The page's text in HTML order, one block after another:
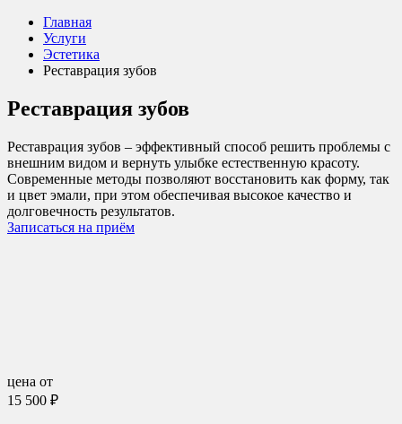
Главная
Услуги
Эстетика
Реставрация зубов
Реставрация зубов
Реставрация зубов – эффективный способ решить проблемы с
внешним видом и вернуть улыбке естественную красоту.
Современные методы позволяют восстановить как форму, так
и цвет эмали, при этом обеспечивая высокое качество и
долговечность результатов.
Записаться на приём
цена от
15 500 ₽